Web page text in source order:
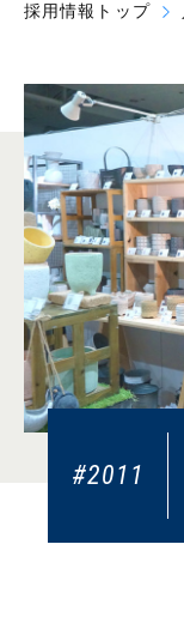
採用情報トップ
#2011